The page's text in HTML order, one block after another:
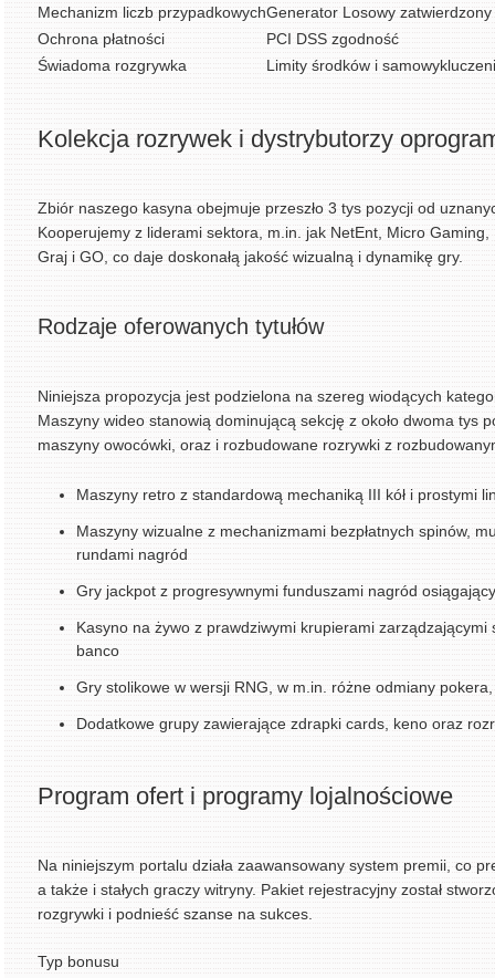
Mechanizm liczb przypadkowychGenerator Losowy
Ochrona płatności
PCI DSS zgodność
Świadoma rozgrywka
Limity środków i
Kolekcja rozrywek i dystrybutorzy
Zbiór naszego kasyna obejmuje przeszło 3 tys pozycji od
Kooperujemy z liderami sektora, m.in. jak NetEnt, Micro
Graj i GO, co daje doskonałą jakość wizualną i dynamikę gry.
Rodzaje oferowanych tytułów
Niniejsza propozycja jest podzielona na szereg wiodących
Maszyny wideo stanowią dominującą sekcję z około dwoma tys
maszyny owocówki, oraz i rozbudowane rozrywki z
Maszyny retro z standardową mechaniką III kół i prostymi
Maszyny wizualne z mechanizmami bezpłatnych spinów,
rundami nagród
Gry jackpot z progresywnymi funduszami nagród
Kasyno na żywo z prawdziwymi krupierami zarządzającymi
banco
Gry stolikowe w wersji RNG, w m.in. różne odmiany
Dodatkowe grupy zawierające zdrapki cards, keno oraz
Program ofert i programy lojalnościowe
Na niniejszym portalu działa zaawansowany system premii, co
a także i stałych graczy witryny. Pakiet rejestracyjny został
rozgrywki i podnieść szanse na sukces.
Typ bonusu